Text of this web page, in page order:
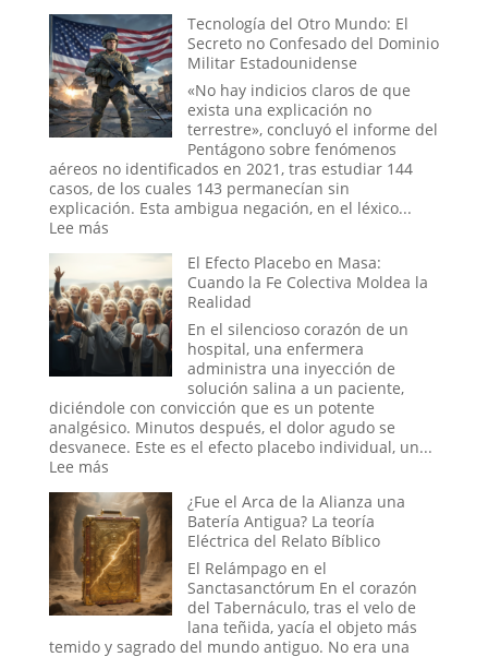
un
trauma
reprimido?
juego
de
la
Ouija
online:
¿Pueden
los
rituales
en
el
abrir
portales?
Tecnología del Otro Mundo: El
Secreto no Confesado del Dominio
Militar Estadounidense
«No hay indicios claros de que
exista una explicación no
terrestre», concluyó el informe del
Pentágono sobre fenómenos
aéreos no identificados en 2021, tras estudiar 144
casos, de los cuales 143 permanecían sin
explicación. Esta ambigua negación, en el léxico...
Lee más:
Otro
Mundo:
El
Secreto
no
Confesado
del
Dominio
Militar
Estadounidense
El Efecto Placebo en Masa:
Cuando la Fe Colectiva Moldea la
Realidad
En el silencioso corazón de un
hospital, una enfermera
administra una inyección de
solución salina a un paciente,
diciéndole con convicción que es un potente
analgésico. Minutos después, el dolor agudo se
desvanece. Este es el efecto placebo individual, un...
Lee más:
Efecto
Placebo
en
Masa:
Cuando
la
Fe
Colectiva
¿Fue el Arca de la Alianza una
Batería Antigua? La teoría
Eléctrica del Relato Bíblico
El Relámpago en el
Sanctasanctórum En el corazón
del Tabernáculo, tras el velo de
lana teñida, yacía el objeto más
temido y sagrado del mundo antiguo. No era una